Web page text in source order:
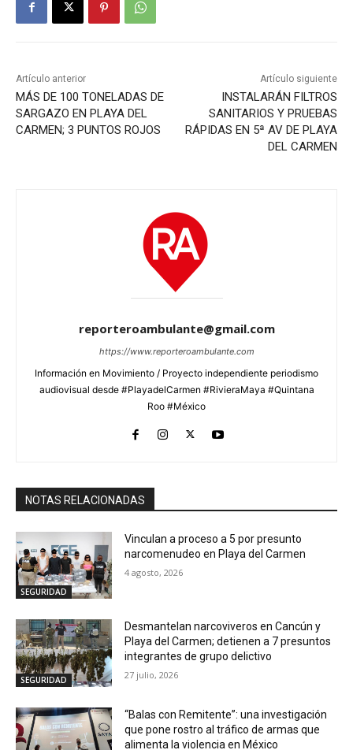
Artículo anterior
MÁS DE 100 TONELADAS DE
SARGAZO EN PLAYA DEL
CARMEN; 3 PUNTOS ROJOS
Artículo siguiente
INSTALARÁN FILTROS
SANITARIOS Y PRUEBAS
RÁPIDAS EN 5ª AV DE PLAYA
DEL CARMEN
reporteroambulante@gmail.com
https://www.reporteroambulante.com
Información en Movimiento / Proyecto independiente periodismo
audiovisual desde #PlayadelCarmen #RivieraMaya #Quintana
Roo #México
NOTAS RELACIONADAS
SEGURIDAD
Vinculan a proceso a 5 por presunto
narcomenudeo en Playa del Carmen
4 agosto, 2026
SEGURIDAD
Desmantelan narcoviveros en Cancún y
Playa del Carmen; detienen a 7 presuntos
integrantes de grupo delictivo
27 julio, 2026
“Balas con Remitente”: una investigación
que pone rostro al tráfico de armas que
alimenta la violencia en México